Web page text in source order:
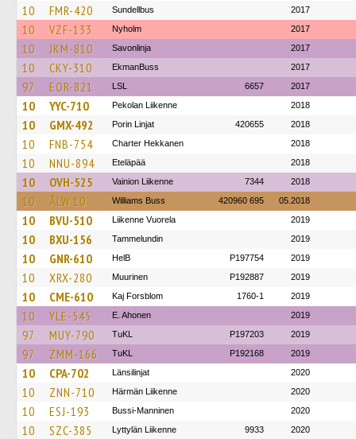
10 FMR-420 Sundellbus 2017
10 VZF-133 Nyholm 2017
10 JKM-810 Savonlinja 2017
10 CKY-310 EkmanBuss 2017
97 EOR-821 LSL 6657 2017
10 YYC-710 Pekolan Liikenne 2018
10 GMX-492 Porin Linjat 420655 2018
10 FNB-754 Charter Hekkanen 2018
10 NNU-894 Eteläpää 2018
10 OVH-525 Vainion Liikenne 7344 2018
10 ÅLW 10 Williams Buss 420960 695 05.2018
10 BVU-510 Liikenne Vuorela 2019
10 BXU-156 Tammelundin 2019
10 GNR-610 HelB P197754 2019
10 XRX-280 Muurinen P192887 2019
10 CME-610 Kaj Forsblom 1760-1 2019
10 YLE-545 E. Ahonen 2019
97 MUY-790 TuKL P197203 2019
97 ZMM-166 TuKL P192168 2019
10 CPA-702 Länsilinjat 2020
10 ZNN-710 Härmän Liikenne 2020
10 ESJ-193 Bussi-Manninen 2020
10 SZC-385 Lyttylän Liikenne 9933 2020